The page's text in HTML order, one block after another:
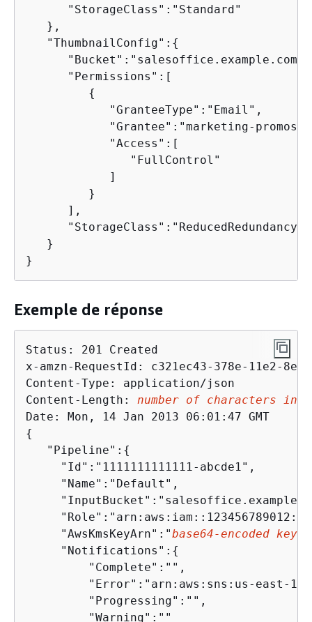
      "StorageClass":"Standard"
   },
   "ThumbnailConfig":
{
"Bucket":"salesoffice.example.com-
      "Permissions":[
{
            "GranteeType":"Email",
"Grantee":"marketing-
            "Access":[
               "FullControl"
            ]
         }
      ],
      "StorageClass":"ReducedRedundancy"
   }
}
Exemple de réponse
Status: 201 Created
x-amzn-RequestId: c321ec43-378e-11e2-
Content-Type: application/json
Content-Length: number of characters in
{
   "Pipeline":
{
     "Id":"1111111111111-abcde1",
     "Name":"Default",
     "AwsKmsKeyArn":"
base64-encoded key
     "Notifications":
{
         "Complete":"",
"Error":"arn:aws:sns:us-east-
         "Progressing":"",
         "Warning":""